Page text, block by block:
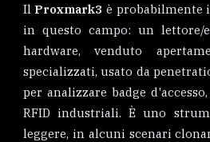
Il Proxmark3 è probabilmente
in questo campo: un lettore/
hardware, venduto
specializzati, usato da
per analizzare badge
RFID industriali. È uno
leggere, in alcuni scenari